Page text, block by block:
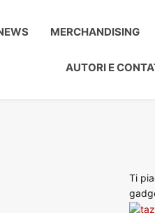
MERCHANDISING
AUTORI E
Ti